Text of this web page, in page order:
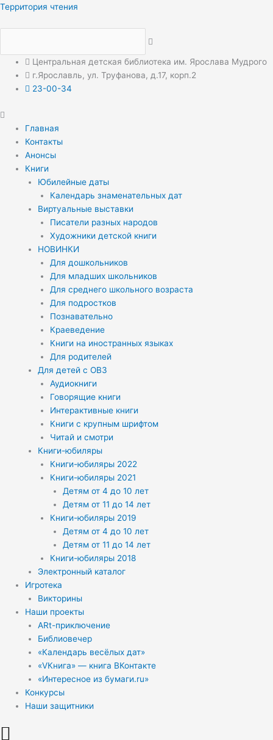
Перейти
Территория чтения
Центральная детская библиотека им. Ярослава Мудрого
г.Ярославль, ул. Труфанова, д.17, корп.2
23-00-34
Меню
Главная
Контакты
Анонсы
Книги
Юбилейные даты
Календарь знаменательных дат
Виртуальные выставки
Писатели разных народов
Художники детской книги
НОВИНКИ
Для дошкольников
Для младших школьников
Для среднего школьного возраста
Для подростков
Познавательно
Краеведение
Книги на иностранных языках
Для родителей
Для детей с ОВЗ
Аудиокниги
Говорящие книги
Интерактивные книги
Книги с крупным шрифтом
Читай и смотри
Книги-юбиляры
Книги-юбиляры 2022
Книги-юбиляры 2021
Детям от 4 до 10 лет
Детям от 11 до 14 лет
Книги-юбиляры 2019
Детям от 4 до 10 лет
Детям от 11 до 14 лет
Книги-юбиляры 2018
Электронный каталог
Игротека
Викторины
Наши проекты
ARt-приключение
Библиовечер
«Календарь весёлых дат»
«VКнига» — книга ВКонтакте
«Интересное из бумаги.ru»
Конкурсы
Наши защитники
Меню